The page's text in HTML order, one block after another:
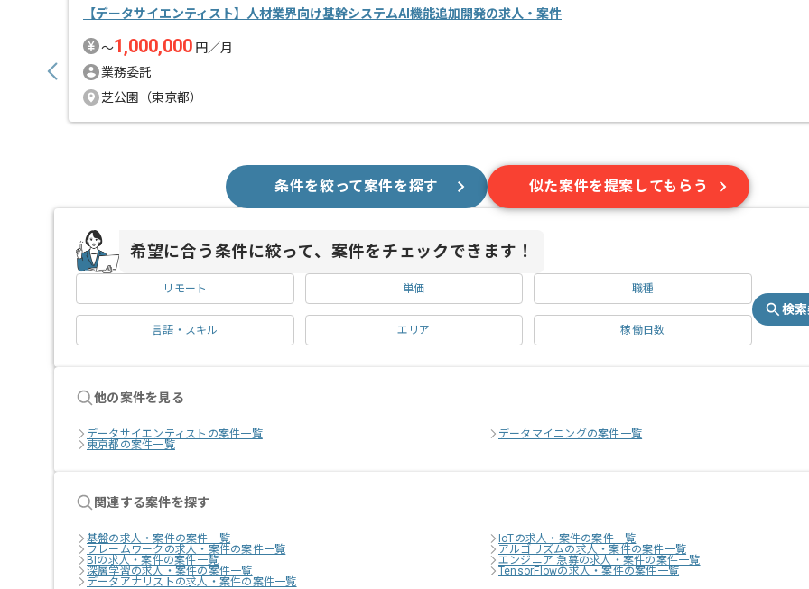
【データサイエンティスト】人材業界向け基幹システムAI機能追加開発の求人・案件
〜1,000,000 円／月
業務委託
芝公園（東京都）
条件を絞って案件を探す 似た案件を提案してもらう
希望に合う条件に絞って、案件をチェックできます！
リモート 単価 職種
言語・スキル エリア 稼働日数
検
他の案件を見る
データサイエンティストの案件一覧
データマイニングの案件一覧
東京都の案件一覧
関連する案件を探す
基盤の求人・案件の案件一覧
IoTの求人・案件の案件一覧
フレームワークの求人・案件の案件一覧
アルゴリズムの求人・案件の案件一覧
BIの求人・案件の案件一覧
エンジニア 急募の求人・案件の案件一覧
深層学習の求人・案件の案件一覧
TensorFlowの求人・案件の案件一覧
データアナリストの求人・案件の案件一覧